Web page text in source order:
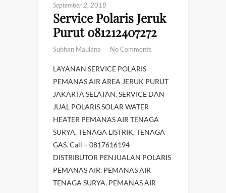
September 2, 2018
Service Polaris Jeruk
Purut 081212407272
Subhan Maulana No Comments
LAYANAN SERVICE POLARIS
PEMANAS AIR AREA JERUK PURUT
JAKARTA SELATAN. SERVICE DAN
JUAL POLARIS SOLAR WATER
HEATER PEMANAS AIR TENAGA
SURYA, TENAGA LISTRIK, TENAGA
GAS. Call – 0817616194
DISTRIBUTOR PENJUALAN POLARIS
PEMANAS AIR. PEMANAS AIR
TENAGA SURYA, PEMANAS AIR